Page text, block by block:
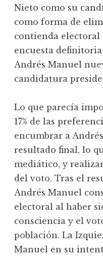
Nieto como su
como forma de
contienda electoral
encuesta
Andrés Manuel
candidatura
Lo que parecía
17% de las
encumbrar a
resultado final, lo
mediático, y
del voto. Tras el
Andrés Manuel
electoral al haber
consciencia y el
población. La
Manuel en su